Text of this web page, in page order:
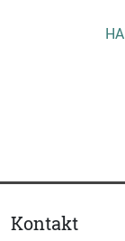
Kontakt